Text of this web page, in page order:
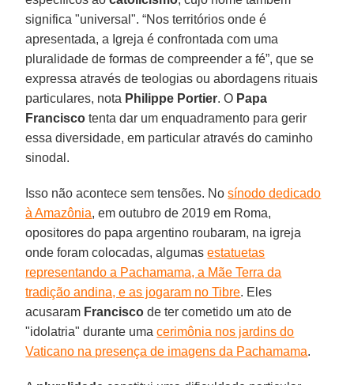
significa "universal". “Nos territórios onde é
apresentada, a Igreja é confrontada com uma
pluralidade de formas de compreender a fé”, que se
expressa através de teologias ou abordagens rituais
particulares, nota Philippe Portier. O Papa
Francisco tenta dar um enquadramento para gerir
essa diversidade, em particular através do caminho
sinodal.
Isso não acontece sem tensões. Nosínodo dedicado
à Amazônia, em outubro de 2019 em Roma,
opositores do papa argentino roubaram, na igreja
onde foram colocadas, algumasestatuetas
representando a Pachamama, a Mãe Terra da
tradição andina, e as jogaram no Tibre. Eles
acusaram Francisco de ter cometido um ato de
"idolatria" durante umacerimônia nos jardins do
Vaticano na presença de imagens da Pachamama.